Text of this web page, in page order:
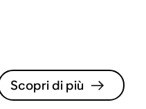
Scopri di più